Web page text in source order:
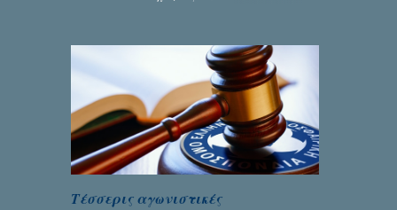
Σταύρος Αλευρογιάννης
Τέσσερις αγωνιστικές